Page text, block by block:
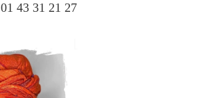
01 43 31 21 27